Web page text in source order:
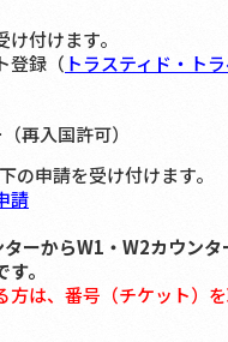
付けます。
登録（ トラスティド・ト
再入国許可）
の申請を受け付けます。
請
ーからW1・W2カウンタ
。
方は、番号（チケット）